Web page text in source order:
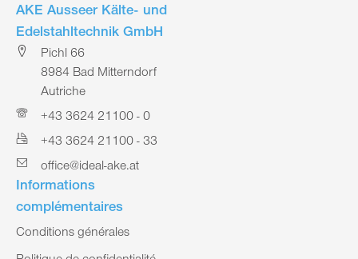
AKE Ausseer Kälte- und
Edelstahltechnik GmbH
Pichl 66
8984 Bad Mitterndorf
Autriche
+43 3624 21100 - 0
+43 3624 21100 - 33
office@ideal-ake.at
Informations
complémentaires
Conditions générales